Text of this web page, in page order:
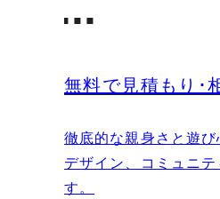
無料で見積もり･
徹底的な親身さと遊
デザイン、コミュニ
す。